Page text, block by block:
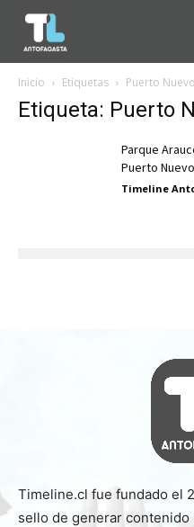
Inicio Etiquetas Puerto Nuevo
Etiqueta: Puerto
Parque
Puerto
Timeline
Timeline.cl fue fundado el
sello de generar